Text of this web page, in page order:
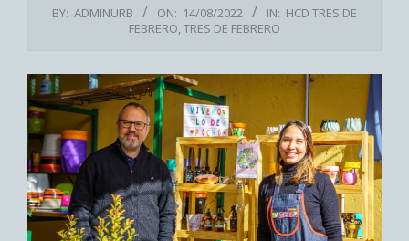
BY: ADMINURB ON: 14/08/2022 IN: HCD TRES DE
FEBRERO,TRES DE FEBRERO